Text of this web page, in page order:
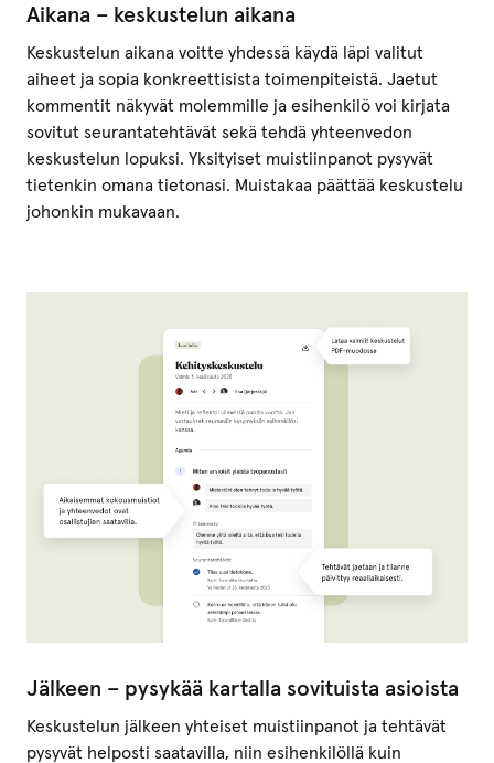
Aikana – keskustelun aikana
Keskustelun aikana voitte yhdessä käydä läpi valitut
aiheet ja sopia konkreettisista toimenpiteistä. Jaetut
kommentit näkyvät molemmille ja esihenkilö voi kirjata
sovitut seurantatehtävät sekä tehdä yhteenvedon
keskustelun lopuksi. Yksityiset muistiinpanot pysyvät
tietenkin omana tietonasi. Muistakaa päättää keskustelu
johonkin mukavaan.
Jälkeen – pysykää kartalla sovituista asioista
Keskustelun jälkeen yhteiset muistiinpanot ja tehtävät
pysyvät helposti saatavilla, niin esihenkilöllä kuin